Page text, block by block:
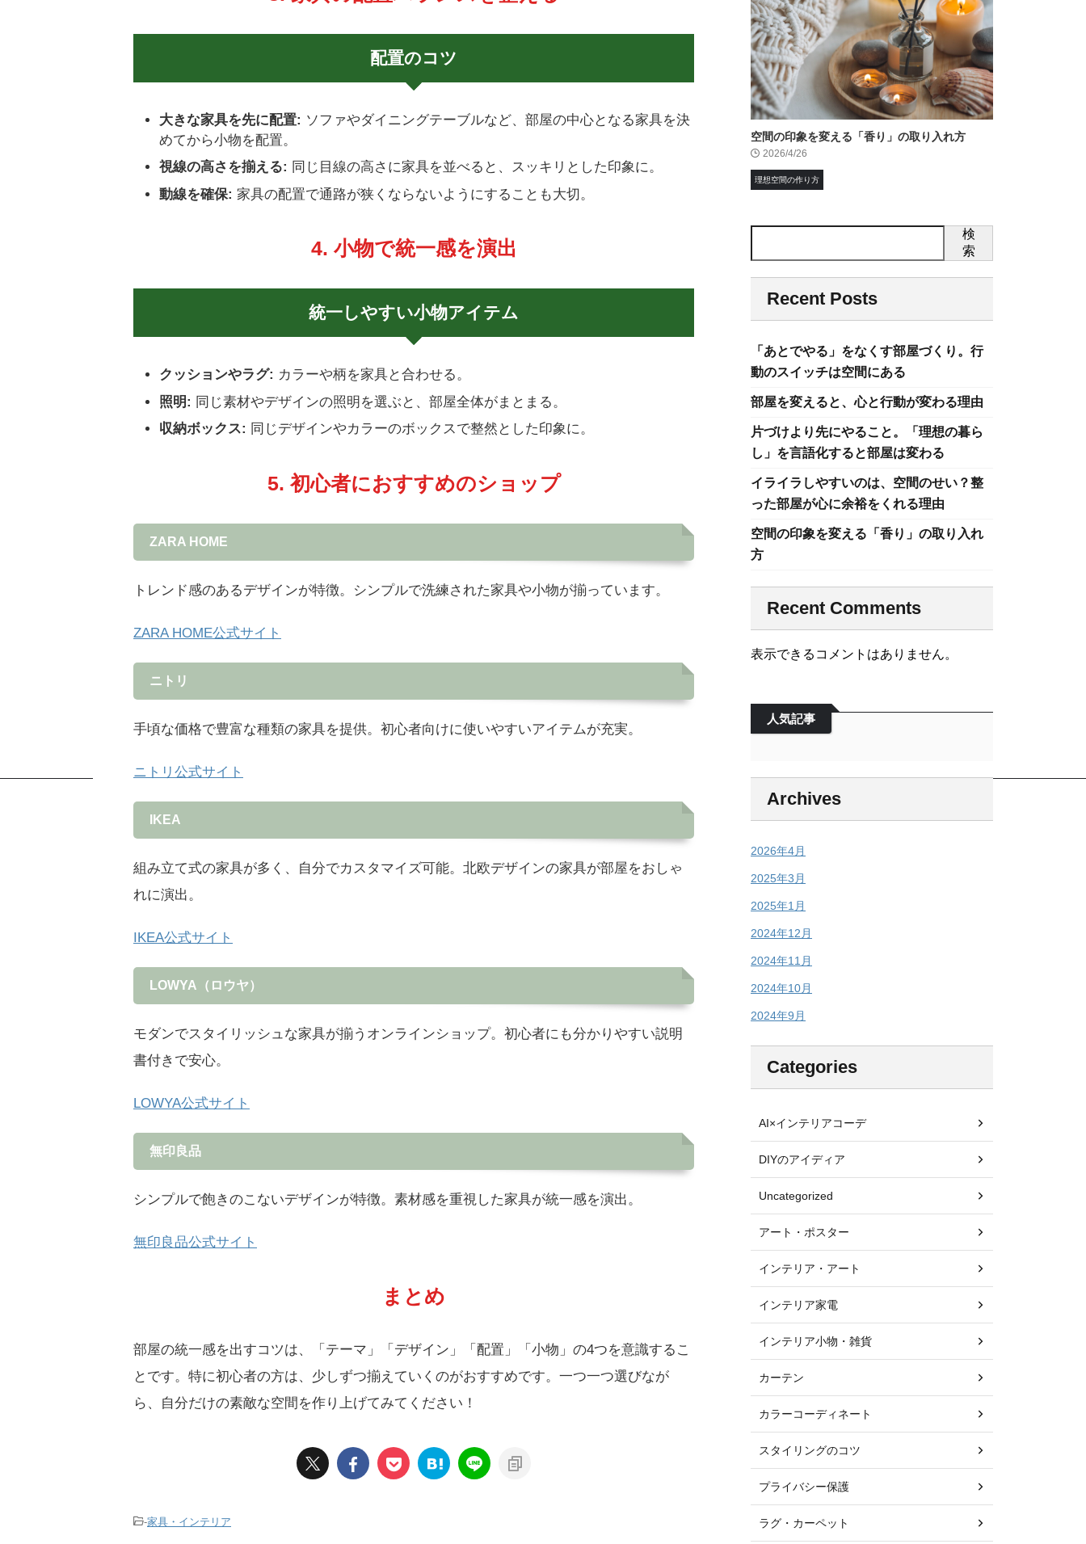
配置のコツ
大きな家具を先に配置: ソファやダイニングテーブルなど、部屋の中心となる家具を決
めてから小物を配置。
視線の高さを揃える: 同じ目線の高さに家具を並べると、スッキリとした印象に。
動線を確保: 家具の配置で通路が狭くならないようにすることも大切。
4. 小物で統一感を演出
統一しやすい小物アイテム
クッションやラグ: カラーや柄を家具と合わせる。
照明: 同じ素材やデザインの照明を選ぶと、部屋全体がまとまる。
収納ボックス: 同じデザインやカラーのボックスで整然とした印象に。
5. 初心者におすすめのショップ
ZARA HOME
トレンド感のあるデザインが特徴。シンプルで洗練された家具や小物が揃っています。
ZARA HOME公式サイト
ニトリ
手頃な価格で豊富な種類の家具を提供。初心者向けに使いやすいアイテムが充実。
ニトリ公式サイト
IKEA
組み立て式の家具が多く、自分でカスタマイズ可能。北欧デザインの家具が部屋をおしゃ
れに演出。
IKEA公式サイト
LOWYA（ロウヤ）
モダンでスタイリッシュな家具が揃うオンラインショップ。初心者にも分かりやすい説明
書付きで安心。
LOWYA公式サイト
無印良品
シンプルで飽きのこないデザインが特徴。素材感を重視した家具が統一感を演出。
無印良品公式サイト
まとめ
部屋の統一感を出すコツは、「テーマ」「デザイン」「配置」「小物」の4つを意識するこ
とです。特に初心者の方は、少しずつ揃えていくのがおすすめです。一つ一つ選びなが
ら、自分だけの素敵な空間を作り上げてみてください！
-家具・インテリア
空間の印象を変える「香り」の取り入れ方
2026/4/26
理想空間の作り方
検
索
Recent Posts
「あとでやる」をなくす部屋づくり。行
動のスイッチは空間にある
部屋を変えると、心と行動が変わる理由
片づけより先にやること。「理想の暮ら
し」を言語化すると部屋は変わる
イライラしやすいのは、空間のせい？整
った部屋が心に余裕をくれる理由
空間の印象を変える「香り」の取り入れ
方
Recent Comments
表示できるコメントはありません。
人気記事
Archives
2026年4月
2025年3月
2025年1月
2024年12月
2024年11月
2024年10月
2024年9月
Categories
AI×インテリアコーデ
DIYのアイディア
Uncategorized
アート・ポスター
インテリア・アート
インテリア家電
インテリア小物・雑貨
カーテン
カラーコーディネート
スタイリングのコツ
プライバシー保護
ラグ・カーペット